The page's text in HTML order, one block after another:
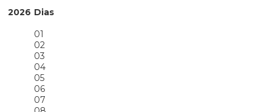
2026 Dias
01
02
03
04
05
06
07